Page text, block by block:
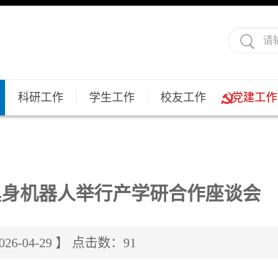
科研工作 学生工作 校友工作 党建工作
机器人举行产学研合作座谈会
04-29 】 点击数： 91